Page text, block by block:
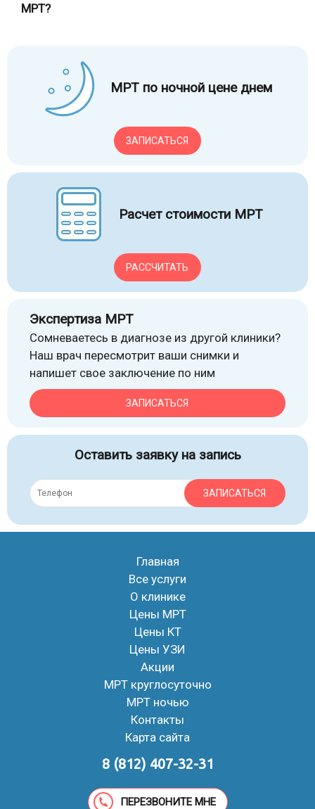
МРТ по ночной цене днем
ЗАПИСАТЬСЯ
Расчет стоимости МРТ
РАССЧИТАТЬ
Экспертиза МРТ
Сомневаетесь в диагнозе из другой клиники?
Наш врач пересмотрит ваши снимки и
напишет свое заключение по ним
ЗАПИСАТЬСЯ
Оставить заявку на запись
ЗАПИСАТЬСЯ
МРТ?
Главная
Все услуги
О клинике
Цены МРТ
Цены КТ
Цены УЗИ
Акции
МРТ круглосуточно
МРТ ночью
Контакты
Карта сайта
8 (812) 407-32-31
ПЕРЕЗВОНИТЕ МНЕ